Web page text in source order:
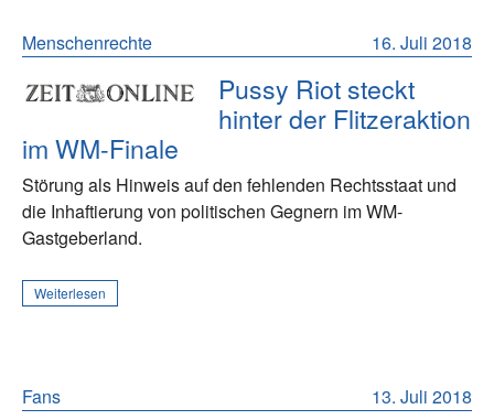
16. Juli 2018
Menschenrechte
Pussy Riot steckt
hinter der Flitzeraktion
im WM-Finale
Störung als Hinweis auf den fehlenden Rechtsstaat und
die Inhaftierung von politischen Gegnern im WM-
Gastgeberland.
Weiterlesen
13. Juli 2018
Fans